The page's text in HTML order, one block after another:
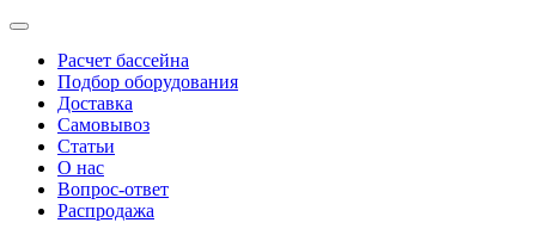
Расчет бассейна
Подбор оборудования
Доставка
Самовывоз
Статьи
О нас
Вопрос-ответ
Распродажа